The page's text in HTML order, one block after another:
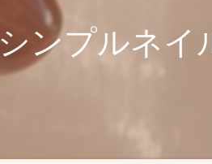
シンプルネイ